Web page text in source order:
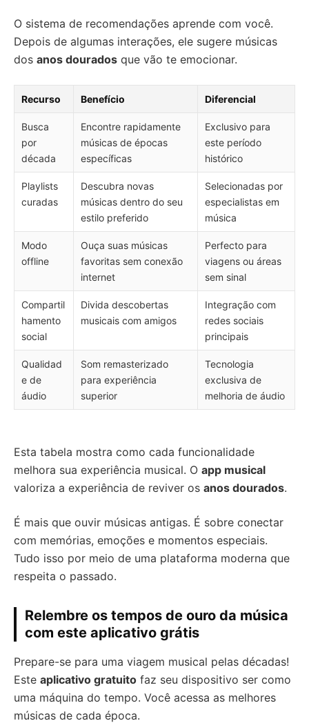
O sistema de recomendações aprende com você.
Depois de algumas interações, ele sugere músicas
dos anos dourados que vão te emocionar.
Recurso Benefício Diferencial
Busca
por
década
Encontre rapidamente
músicas de épocas
específicas
Exclusivo para
este período
histórico
Playlists
curadas
Descubra novas
músicas dentro do seu
estilo preferido
Selecionadas por
especialistas em
música
Modo
offline
Ouça suas músicas
favoritas sem conexão
internet
Perfecto para
viagens ou áreas
sem sinal
Compartil
hamento
social
Divida descobertas
musicais com amigos
Integração com
redes sociais
principais
Qualidad
e de
áudio
Som remasterizado
para experiência
superior
Tecnologia
exclusiva de
melhoria de áudio
Esta tabela mostra como cada funcionalidade
melhora sua experiência musical. O app musical
valoriza a experiência de reviver os anos dourados.
É mais que ouvir músicas antigas. É sobre conectar
com memórias, emoções e momentos especiais.
Tudo isso por meio de uma plataforma moderna que
respeita o passado.
Relembre os tempos de ouro da música
com este aplicativo grátis
Prepare-se para uma viagem musical pelas décadas!
Este aplicativo gratuito faz seu dispositivo ser como
uma máquina do tempo. Você acessa as melhores
músicas de cada época.